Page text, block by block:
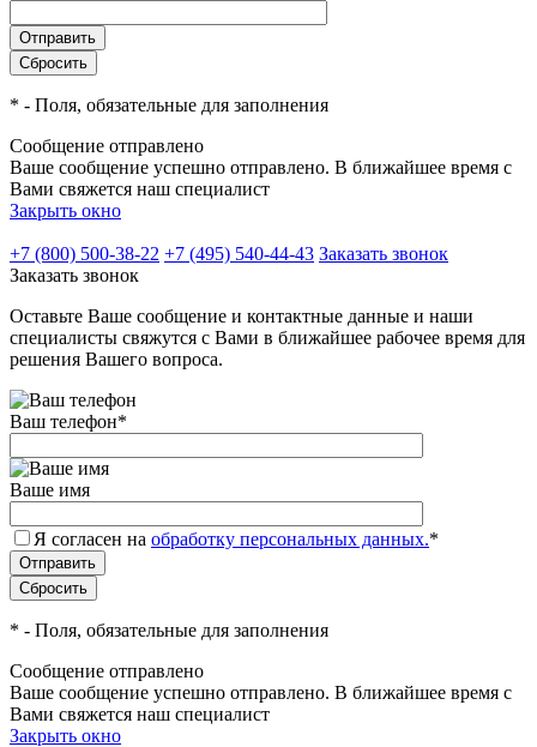
* - Поля, обязательные для заполнения
Сообщение отправлено
Ваше сообщение успешно отправлено. В ближайшее время с
Вами свяжется наш специалист
Закрыть окно
+7 (800) 500-38-22 +7 (495) 540-44-43 Заказать звонок
Заказать звонок
Оставьте Ваше сообщение и контактные данные и наши
специалисты свяжутся с Вами в ближайшее рабочее время для
решения Вашего вопроса.
Ваш телефон*
Ваше имя
Я согласен на обработку персональных данных.*
* - Поля, обязательные для заполнения
Сообщение отправлено
Ваше сообщение успешно отправлено. В ближайшее время с
Вами свяжется наш специалист
Закрыть окно